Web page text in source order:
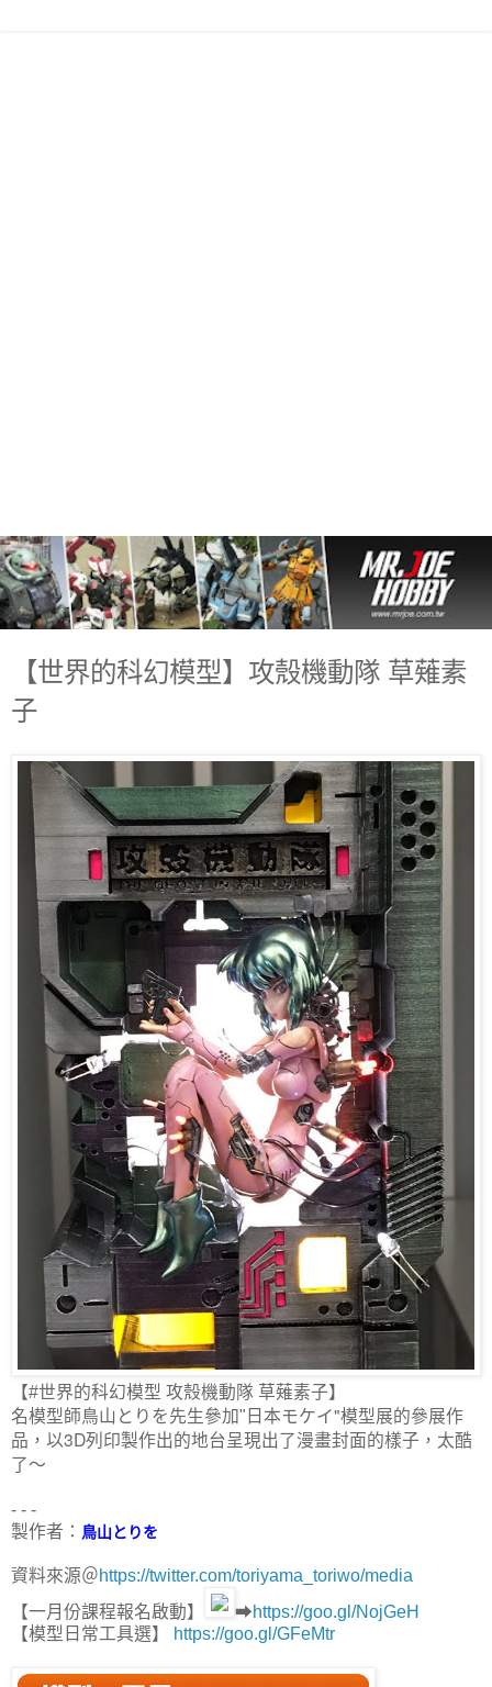
【世界的科幻模型】攻殼機動隊 草薙素
子
【#世界的科幻模型 攻殼機動隊 草薙素子】
名模型師鳥山とりを先生參加"日本モケイ"模型展的參展作
品，以3D列印製作出的地台呈現出了漫畫封面的樣子，太酷
了～
- - -
製作者： 鳥山とりを
資料來源＠https://twitter.com/toriyama_toriwo/media
【一月份課程報名啟動】
➡https://goo.gl/NojGeH
【模型日常工具選】
https://goo.gl/GFeMtr